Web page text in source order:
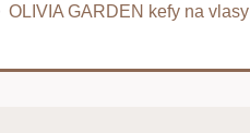
OLIVIA GARDEN kefy na vlasy